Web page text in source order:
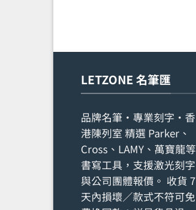
LETZONE 名筆匯
品牌名筆・專業刻字・香
港陳列室 精選 Parker、
Cross、LAMY、萬寶龍等
書寫工具，支援激光刻字
與公司團體報價。 收貨 7
天內損壞／款式不符可免